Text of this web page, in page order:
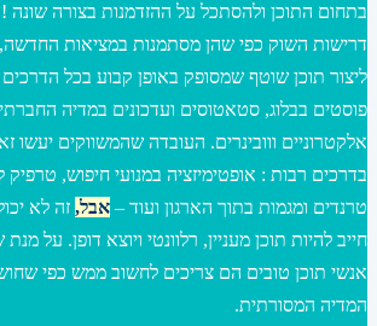
בתחום התוכן ולהסתכל על ההזדמנות בצורה שונה
דרישות השוק כפי שהן מסתמנות במציאות החדשה,
ליצור תוכן שוטף שמסופק באופן קבוע בכל
פוסטים בבלוג, סטאטוסים ועדכונים במדיה
אלקטרוניים ווובינרים. העובדה שהמשווקים יעשו
בדרכים רבות : אופטימיזציה במנועי חיפוש,
טרנדים ומגמות בתוך הארגון ועוד – אבל, זה לא
חייב להיות תוכן מעניין, רלוונטי ויוצא דופן. על
אנשי תוכן טובים הם צריכים לחשוב ממש כפי
המדיה המסורתית.